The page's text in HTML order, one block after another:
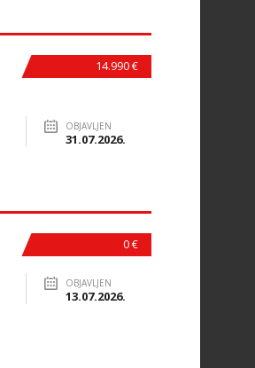
14.990 €
OBJAVLJEN
31.07.2026.
0 €
OBJAVLJEN
13.07.2026.